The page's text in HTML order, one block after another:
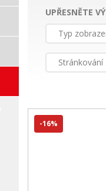
UPŘESNĚTE
Typ
Stránkování
-16%